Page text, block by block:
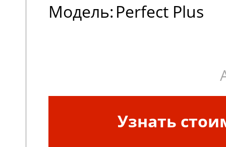
Модель: Perfect Plus
Узнать